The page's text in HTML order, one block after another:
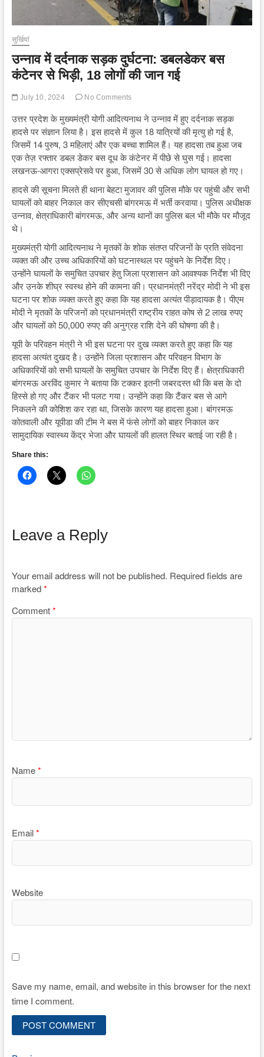
सुर्खियां
उन्नाव में दर्दनाक सड़क दुर्घटना: डबलडेकर बस
कंटेनर से भिड़ी, 18 लोगों की जान गई
July 10, 2024 No Comments
उत्तर प्रदेश के मुख्यमंत्री योगी आदित्यनाथ ने उन्नाव में हुए दर्दनाक सड़क
हादसे पर संज्ञान लिया है। इस हादसे में कुल 18 यात्रियों की मृत्यु हो गई है,
जिसमें 14 पुरुष, 3 महिलाएं और एक बच्चा शामिल हैं। यह हादसा तब हुआ जब
एक तेज़ रफ्तार डबल डेकर बस दूध के कंटेनर में पीछे से घुस गई। हादसा
लखनऊ-आगरा एक्सप्रेसवे पर हुआ, जिसमें 30 से अधिक लोग घायल हो गए।
हादसे की सूचना मिलते ही थाना बेहटा मुजावर की पुलिस मौके पर पहुंची और सभी
घायलों को बाहर निकाल कर सीएचसी बांगरमऊ में भर्ती करवाया। पुलिस अधीक्षक
उन्नाव, क्षेत्राधिकारी बांगरमऊ, और अन्य थानों का पुलिस बल भी मौके पर मौजूद
थे।
मुख्यमंत्री योगी आदित्यनाथ ने मृतकों के शोक संतप्त परिजनों के प्रति संवेदना
व्यक्त की और उच्च अधिकारियों को घटनास्थल पर पहुंचने के निर्देश दिए।
उन्होंने घायलों के समुचित उपचार हेतु जिला प्रशासन को आवश्यक निर्देश भी दिए
और उनके शीघ्र स्वस्थ होने की कामना की। प्रधानमंत्री नरेंद्र मोदी ने भी इस
घटना पर शोक व्यक्त करते हुए कहा कि यह हादसा अत्यंत पीड़ादायक है। पीएम
मोदी ने मृतकों के परिजनों को प्रधानमंत्री राष्ट्रीय राहत कोष से 2 लाख रुपए
और घायलों को 50,000 रुपए की अनुग्रह राशि देने की घोषणा की है।
यूपी के परिवहन मंत्री ने भी इस घटना पर दुख व्यक्त करते हुए कहा कि यह
हादसा अत्यंत दुखद है। उन्होंने जिला प्रशासन और परिवहन विभाग के
अधिकारियों को सभी घायलों के समुचित उपचार के निर्देश दिए हैं। क्षेत्राधिकारी
बांगरमऊ अरविंद कुमार ने बताया कि टक्कर इतनी जबरदस्त थी कि बस के दो
हिस्से हो गए और टैंकर भी पलट गया। उन्होंने कहा कि टैंकर बस से आगे
निकलने की कोशिश कर रहा था, जिसके कारण यह हादसा हुआ। बांगरमऊ
कोतवाली और यूपीडा की टीम ने बस में फंसे लोगों को बाहर निकाल कर
सामुदायिक स्वास्थ्य केंद्र भेजा और घायलों की हालत स्थिर बताई जा रही है।
Share this:
Leave a Reply
Your email address will not be published. Required fields are
marked*
Comment*
Name*
Email*
Website
Save my name, email, and website in this browser for the next
time I comment.